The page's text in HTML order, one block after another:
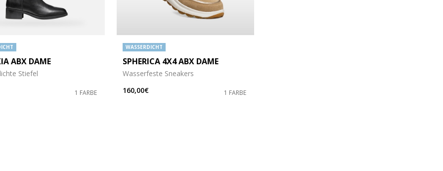
ABX DAME
Stiefel
1 FARBE
WASSERDICHT
SPHERICA 4X4 ABX DAME
Wasserfeste Sneakers
160,00€
1 FARBE